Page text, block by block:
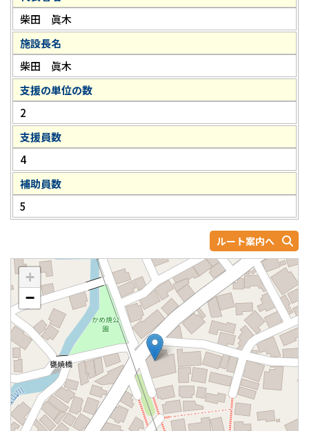
柴田 眞木
施設長名
柴田 眞木
支援の単位の数
2
支援員数
4
補助員数
5
ルート案内へ
+
−